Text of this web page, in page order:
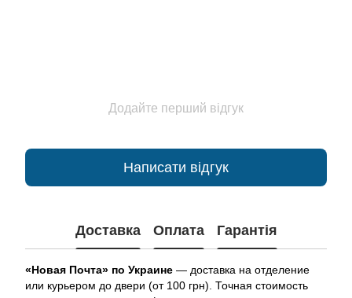
Додайте перший відгук
Написати відгук
Доставка Оплата Гарантія
«Новая Почта» по Украине — доставка на отделение
или курьером до двери (от 100 грн). Точная стоимость